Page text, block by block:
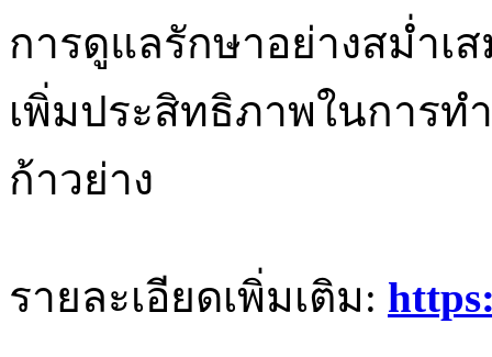
การดูแลรักษาอย่างสม่ำเ
เพิ่มประสิทธิภาพในการ
ก้าวย่าง
รายละเอียดเพิ่มเติม: